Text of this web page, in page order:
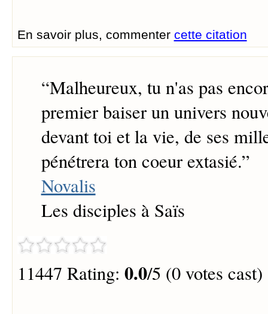
En savoir plus, commenter cette citation
“Malheureux, tu n'as pas
premier baiser un univers
devant toi et la vie, de ses
pénétrera ton coeur extasié.”
Novalis
Les disciples à Saïs
11447 Rating: 0.0/5 (0 votes cast)